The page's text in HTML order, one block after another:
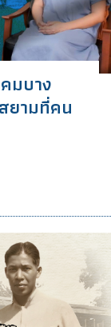
มบาง
ยามที่คน